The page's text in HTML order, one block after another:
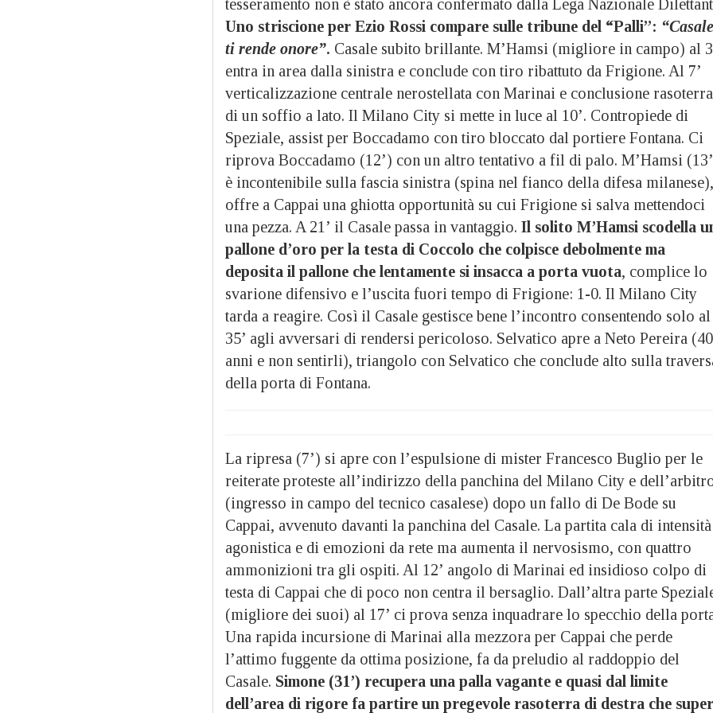
tesseramento non è stato ancora confermato dalla Lega Nazionale
Uno striscione per Ezio Rossi compare sulle tribune del “Palli”: “Casale
ti rende onore”. Casale subito brillante. M’Hamsi (migliore in campo) al
entra in area dalla sinistra e conclude con tiro ribattuto da Frigione. Al 7’
verticalizzazione centrale nerostellata con Marinai e conclusione rasoterra
di un soffio a lato. Il Milano City si mette in luce al 10’. Contropiede di
Speziale, assist per Boccadamo con tiro bloccato dal portiere Fontana. Ci
riprova Boccadamo (12’) con un altro tentativo a fil di palo. M’Hamsi
è incontenibile sulla fascia sinistra (spina nel fianco della difesa milanese),
offre a Cappai una ghiotta opportunità su cui Frigione si salva mettendoci
una pezza. A 21’ il Casale passa in vantaggio. Il solito M’Hamsi scodella
pallone d’oro per la testa di Coccolo che colpisce debolmente ma
deposita il pallone che lentamente si insacca a porta vuota, complice lo
svarione difensivo e l’uscita fuori tempo di Frigione: 1-0. Il Milano City
tarda a reagire. Così il Casale gestisce bene l’incontro consentendo solo al
35’ agli avversari di rendersi pericoloso. Selvatico apre a Neto Pereira (40
anni e non sentirli), triangolo con Selvatico che conclude alto sulla
della porta di Fontana.
La ripresa (7’) si apre con l’espulsione di mister Francesco Buglio per le
reiterate proteste all’indirizzo della panchina del Milano City e
(ingresso in campo del tecnico casalese) dopo un fallo di De Bode su
Cappai, avvenuto davanti la panchina del Casale. La partita cala di intensità
agonistica e di emozioni da rete ma aumenta il nervosismo, con quattro
ammonizioni tra gli ospiti. Al 12’ angolo di Marinai ed insidioso colpo di
testa di Cappai che di poco non centra il bersaglio. Dall’altra parte
(migliore dei suoi) al 17’ ci prova senza inquadrare lo specchio della
Una rapida incursione di Marinai alla mezzora per Cappai che perde
l’attimo fuggente da ottima posizione, fa da preludio al raddoppio del
Casale. Simone (31’) recupera una palla vagante e quasi dal limite
dell’area di rigore fa partire un pregevole rasoterra di destra che